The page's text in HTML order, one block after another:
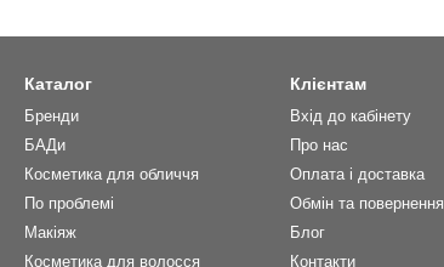
Каталог
Бренди
БАДи
Косметика для обличчя
По проблемі
Макіяж
Косметика для волосся
Клієнтам
Вхід до кабінету
Про нас
Оплата і доставка
Обмін та повернення
Блог
Контакти